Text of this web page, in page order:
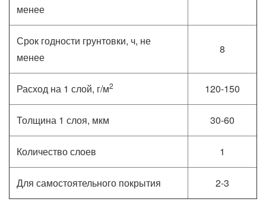
менее
Срок годности грунтовки, ч, не
менее
8
Расход на 1 слой, г/м2 120-150
Толщина 1 слоя, мкм 30-60
Количество слоев 1
Для самостоятельного покрытия 2-3